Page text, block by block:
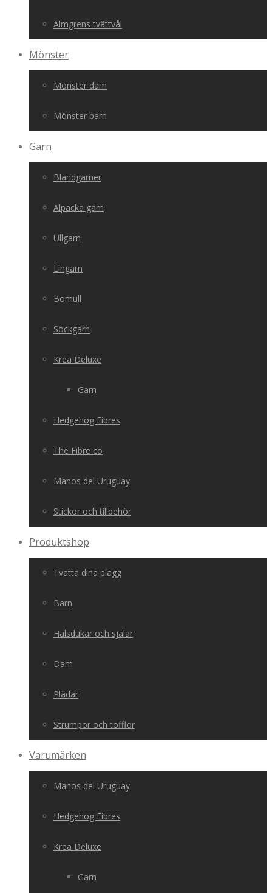
Almgrens tvättvål
Mönster
Mönster dam
Mönster barn
Garn
Blandgarner
Alpacka garn
Ullgarn
Lingarn
Bomull
Sockgarn
Krea Deluxe
Garn
Hedgehog Fibres
The Fibre co
Manos del Uruguay
Stickor och tillbehör
Produktshop
Tvätta dina plagg
Barn
Halsdukar och sjalar
Dam
Plädar
Strumpor och tofflor
Varumärken
Manos del Uruguay
Hedgehog Fibres
Krea Deluxe
Garn